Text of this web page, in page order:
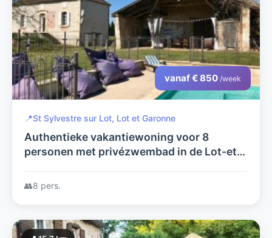
vanaf € 850 /week
📍St Sylvestre sur Lot, Lot et Garonne
Authentieke vakantiewoning voor 8
personen met privézwembad in de Lot-et-
👥8 pers.